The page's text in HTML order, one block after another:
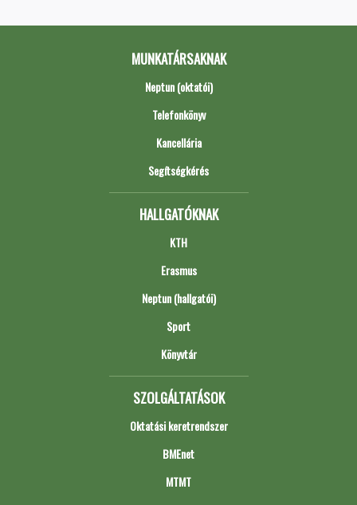
MUNKATÁRSAKNAK
Neptun (oktatói)
Telefonkönyv
Kancellária
Segítségkérés
HALLGATÓKNAK
KTH
Erasmus
Neptun (hallgatói)
Sport
Könyvtár
SZOLGÁLTATÁSOK
Oktatási keretrendszer
BMEnet
MTMT